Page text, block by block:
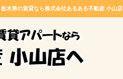
木県の賃貸なら株式会社あるある不動産 小山店